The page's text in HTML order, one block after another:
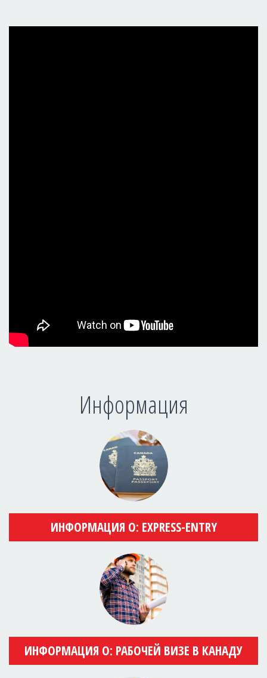
Информация
ИНФОРМАЦИЯ О: EXPRESS-ENTRY
ИНФОРМАЦИЯ О: РАБОЧЕЙ ВИЗЕ В КАНАДУ